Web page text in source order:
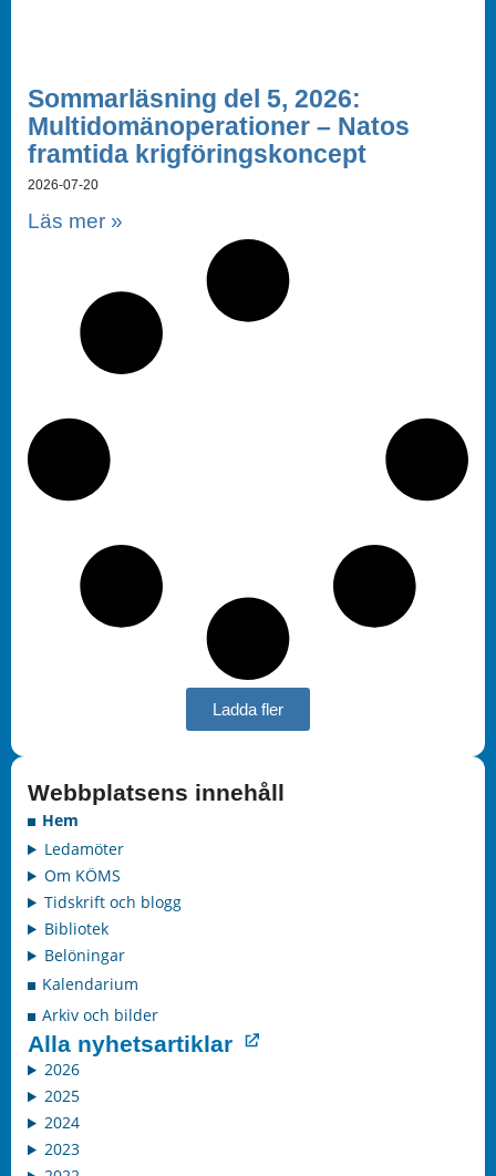
Sommarläsning del 5, 2026:
Multidomänoperationer – Natos
framtida krigföringskoncept
2026-07-20
Läs mer »
Ladda fler
Webbplatsens innehåll
Hem
Ledamöter
Om KÖMS
Tidskrift och blogg
Bibliotek
Belöningar
Kalendarium
Arkiv och bilder
Alla nyhetsartiklar
2026
2025
2024
2023